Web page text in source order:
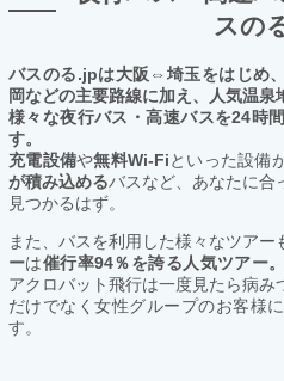
スの
バスのる.jpは大阪⇔埼玉をはじめ
岡などの主要路線に加え、人気温
様々な夜行バス・高速バスを24時
す。
充電設備や無料Wi-Fiといった設備
が積み込めるバスなど、あなたに合
見つかるはず。
また、バスを利用した様々なツアー
ーは催行率94％を誇る人気ツアー
アクロバット飛行は一度見たら病
だけでなく女性グループのお客様
す。